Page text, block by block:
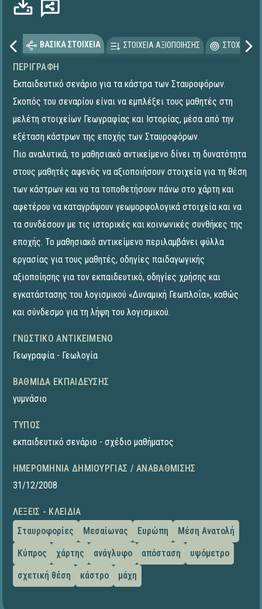
ΒΑΣΙΚΑ ΣΤΟΙΧΕΙΑ ΣΤΟΙΧΕΙΑ ΑΞΙΟΠΟΙΗΣΗΣ
ΠΕΡΙΓΡΑΦΉ
Εκπαιδευτικό σενάριο για τα κάστρα των Σταυροφόρων.
Σκοπός του σεναρίου είναι να εμπλέξει τους μαθητές στη
μελέτη στοιχείων Γεωγραφίας και Ιστορίας, μέσα από την
εξέταση κάστρων της εποχής των Σταυροφόρων.
Πιο αναλυτικά, το μαθησιακό αντικείμενο δίνει τη δυνατότητα
στους μαθητές αφενός να αξιοποιήσουν στοιχεία για τη θέση
των κάστρων και να τα τοποθετήσουν πάνω στο χάρτη και
αφετέρου να καταγράψουν γεωμορφολογικά στοιχεία και να
τα συνδέσουν με τις ιστορικές και κοινωνικές συνθήκες της
εποχής. Το μαθησιακό αντικείμενο περιλαμβάνει φύλλα
εργασίας για τους μαθητές, οδηγίες παιδαγωγικής
αξιοποίησης για τον εκπαιδευτικό, οδηγίες χρήσης και
εγκατάστασης του λογισμικού «Δυναμική Γεωπλοΐα», καθώς
και σύνδεσμο για τη λήψη του λογισμικού.
ΓΝΩΣΤΙΚΌ ΑΝΤΙΚΕΊΜΕΝΟ
Γεωγραφία - Γεωλογία
ΒΑΘΜΊΔΑ ΕΚΠΑΊΔΕΥΣΗΣ
γυμνάσιο
ΤΎΠΟΣ
εκπαιδευτικό σενάριο - σχέδιο μαθήματος
ΗΜΕΡΟΜΗΝΊΑ ΔΗΜΙΟΥΡΓΊΑΣ / ΑΝΑΒΆΘΜΙΣΗΣ
31/12/2008
ΛΈΞΕΙΣ - ΚΛΕΙΔΙΆ
Σταυροφορίες
Μεσαίωνας Ευρώπη
Μέση Ανατολή
Κύπρος
χάρτης ανάγλυφο απόσταση
υψόμετρο
σχετική θέση
κάστρο μάχη